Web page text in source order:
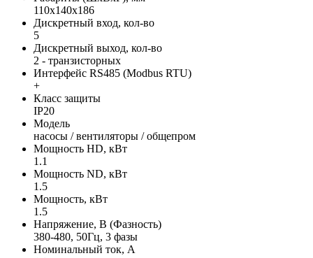
110х140х186
Дискретный вход, кол-во
5
Дискретный выход, кол-во
2 - транзисторных
Интерфейс RS485 (Modbus RTU)
+
Класс защиты
IP20
Модель
насосы / вентиляторы / общепром
Мощность HD, кВт
1.1
Мощность ND, кВт
1.5
Мощность, кВт
1.5
Напряжение, В (Фазность)
380-480, 50Гц, 3 фазы
Номинальный ток, А